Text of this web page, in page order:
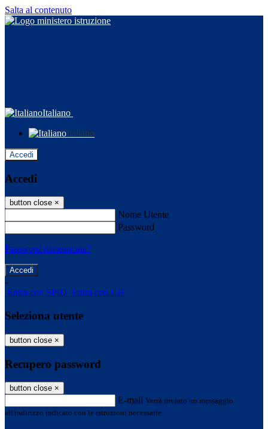
Salta al contenuto
Italiano
Italiano
Accedi
Accedi
button close ×
Nome Utente
Password
Password dimenticata?
-
Entra con SPID Entra con CIE
Seleziona utente
button close ×
Recupero password
button close ×
E-mail Verrà inviato un messaggio
all'indirizzo indicato con le istruzioni necessarie.